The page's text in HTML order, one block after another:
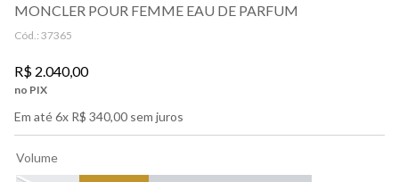
MONCLER POUR FEMME EAU DE PARFUM
Cód.: 37365
R$ 2.040,00
no PIX
Em até6x R$ 340,00 sem juros
Volume